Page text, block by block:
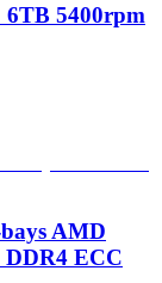
5400rpm
AMD
DDR4 ECC